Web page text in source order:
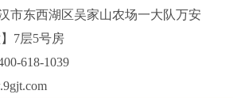
市东西湖区吴家山农场一大队万安
7层5号房
618-1039